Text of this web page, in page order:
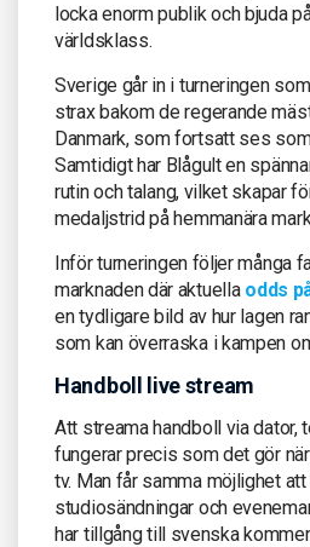
locka enorm publik och bjuda
världsklass.
Sverige går in i turneringen
strax bakom de regerande
Danmark, som fortsatt ses
Samtidigt har Blågult en
rutin och talang, vilket skapar
medaljstrid på hemmanära
Inför turneringen följer många
marknaden där aktuella odds
en tydligare bild av hur lagen
som kan överraska i kampen
Handboll live stream
Att streama handboll via
fungerar precis som det gör
tv. Man får samma möjlighet
studiosändningar och
har tillgång till svenska